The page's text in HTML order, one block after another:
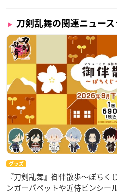
刀剣乱舞の関連ニュー
グッズ
『刀剣乱舞』御伴散歩～ぽち
ンガーパペットや近侍ピンシー